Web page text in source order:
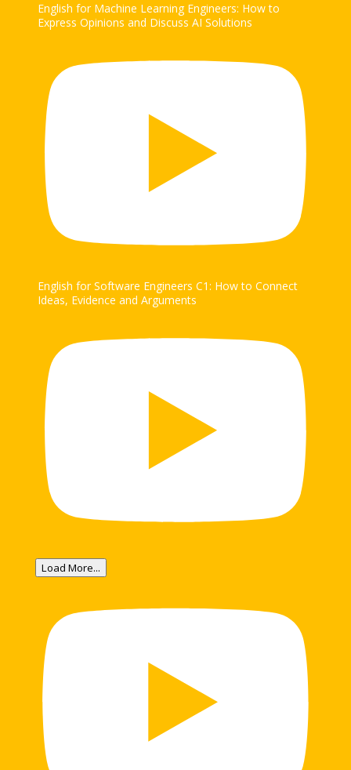
English for Machine Learning Engineers: How to
Express Opinions and Discuss AI Solutions
English for Software Engineers C1: How to Connect
Ideas, Evidence and Arguments
Load More...